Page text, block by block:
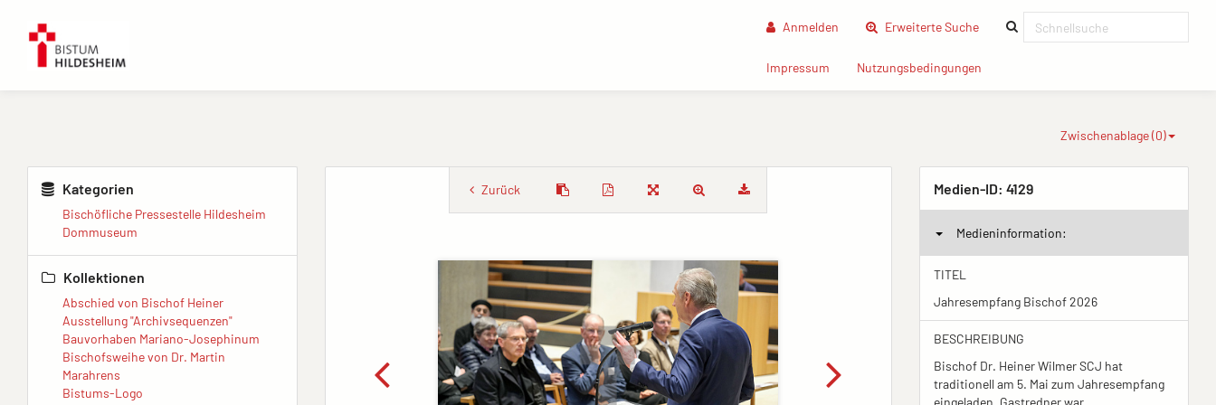
Anmelden Erweiterte Suche(current)
Impressum (current)Nutzungsbedingungen
Zwischenablage (0)
Kategorien
Bischöfliche Pressestelle Hildesheim
Dommuseum
Kollektionen
Abschied von Bischof Heiner
Ausstellung "Archivsequenzen"
Bauvorhaben Mariano-Josephinum
Bischofsweihe von Dr. Martin
Marahrens
Bistums-Logo
Zurück Medien-ID: 4129
Medieninformation:
TITEL
Jahresempfang Bischof 2026
BESCHREIBUNG
Bischof Dr. Heiner Wilmer SCJ hat
traditionell am 5. Mai zum Jahresempfang
eingeladen. Gastredner war